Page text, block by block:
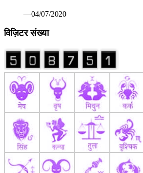
—04/07/2020
विज़िटर संख्या